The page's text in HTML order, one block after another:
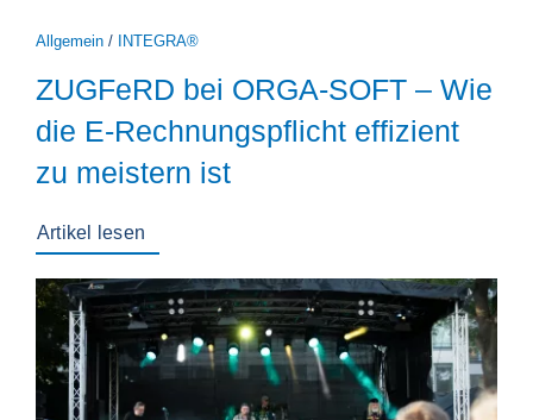
Allgemein / INTEGRA®
ZUGFeRD bei ORGA-SOFT – Wie
die E-Rechnungspflicht effizient
zu meistern ist
Artikel lesen